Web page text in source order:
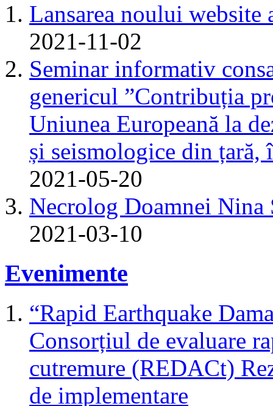
Lansarea noului website
2021-11-02
Seminar informativ
genericul ”Contribuția
Uniunea Europeană la
și seismologice din țară,
2021-05-20
Necrolog Doamnei
2021-03-10
Evenimente
“Rapid Earthquake
Consorțiul de evaluare
cutremure (REDACt)
de implementare